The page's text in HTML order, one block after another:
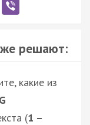
решают:
какие из
(1 –